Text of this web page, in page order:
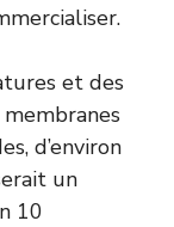
et des
d’environ
un
10